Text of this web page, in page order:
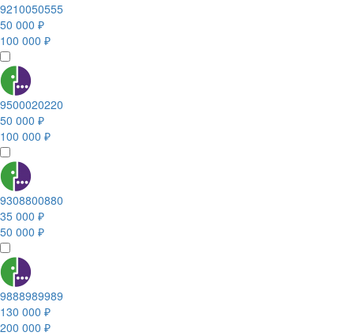
9210050555
50 000 ₽
100 000 ₽
9500020220
50 000 ₽
100 000 ₽
9308800880
35 000 ₽
50 000 ₽
9888989989
130 000 ₽
200 000 ₽